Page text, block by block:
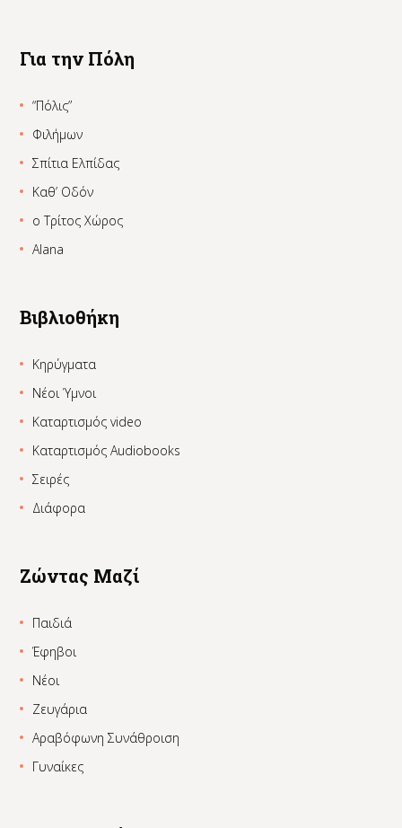
Για την Πόλη
“Πόλις”
Φιλήμων
Σπίτια Ελπίδας
Καθ’ Οδόν
ο Τρίτος Χώρος
Alana
Βιβλιοθήκη
Κηρύγματα
Νέοι Ύμνοι
Καταρτισμός video
Καταρτισμός Audiobooks
Σειρές
Διάφορα
Ζώντας Μαζί
Παιδιά
Έφηβοι
Νέοι
Ζευγάρια
Αραβόφωνη Συνάθροιση
Γυναίκες